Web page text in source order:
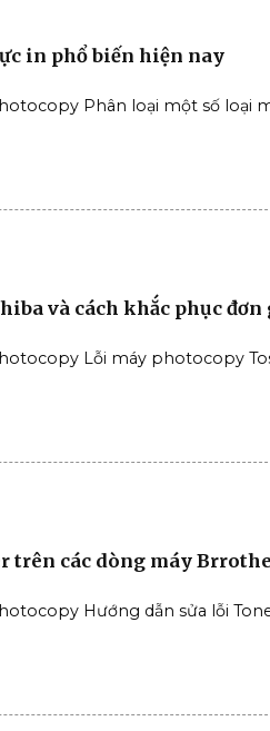
in phổ biến hiện nay
Phân loại một số loại
và cách khắc phục đơn
Lỗi máy photocopy
trên các dòng máy
Hướng dẫn sửa lỗi